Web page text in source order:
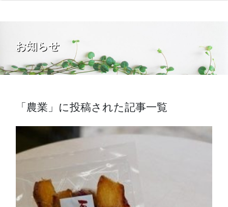
お知らせ
「農業」に投稿された記事一覧